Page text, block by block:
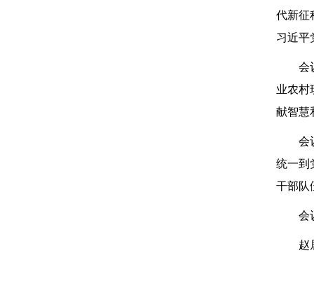
代新征
习近平
会
业农村
献智慧
会
统一到
干部队
会
赵